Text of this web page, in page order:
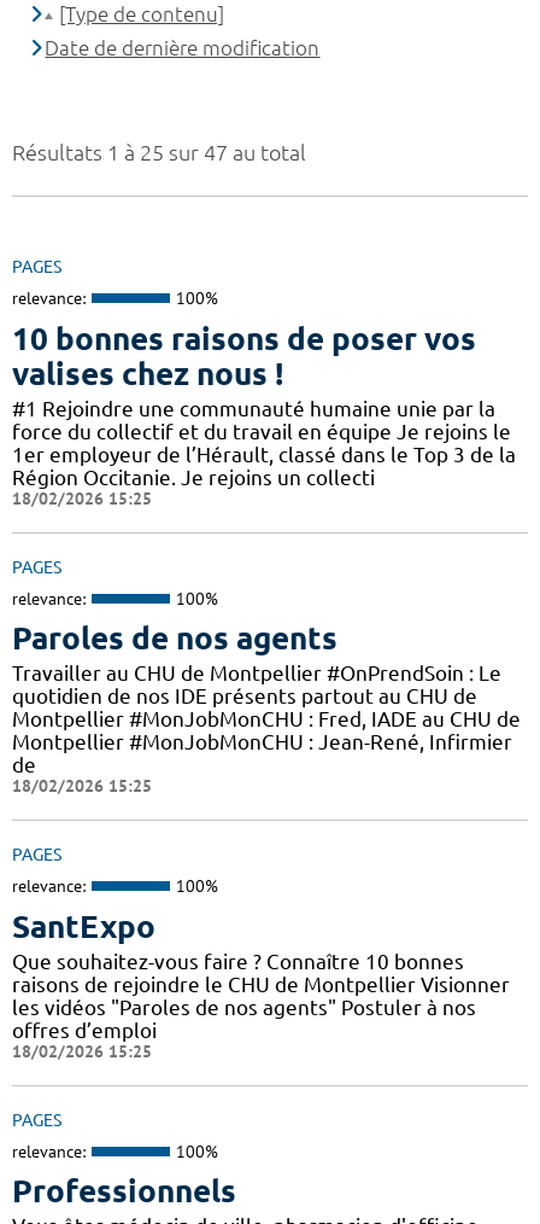
Résultats 1 à 25 sur 47 au total
PAGES
relevance: 100%
10 bonnes raisons de poser vos
valises chez nous !
#1 Rejoindre une communauté humaine unie par la
force du collectif et du travail en équipe Je rejoins le
1er employeur de l’Hérault, classé dans le Top 3 de la
Région Occitanie. Je rejoins un collecti
18/02/2026 15:25
PAGES
relevance: 100%
Paroles de nos agents
Travailler au CHU de Montpellier #OnPrendSoin : Le
quotidien de nos IDE présents partout au CHU de
Montpellier #MonJobMonCHU : Fred, IADE au CHU de
Montpellier #MonJobMonCHU : Jean-René, Infirmier
de
18/02/2026 15:25
PAGES
relevance: 100%
SantExpo
Que souhaitez-vous faire ? Connaître 10 bonnes
raisons de rejoindre le CHU de Montpellier Visionner
les vidéos "Paroles de nos agents" Postuler à nos
offres d’emploi
18/02/2026 15:25
PAGES
relevance: 100%
Professionnels
[Type de contenu]
Date de dernière modification